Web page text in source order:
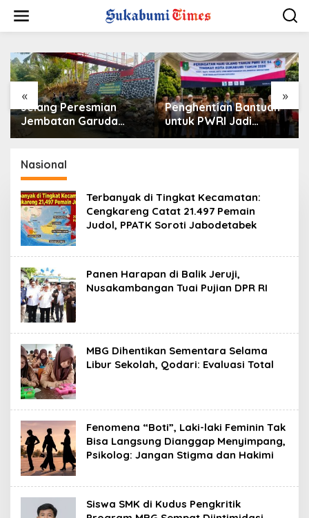
w
« »
Jelang Peresmian
Jembatan Garuda
Aryadifa, TNI Pimpin
Cimandiri
Penghentian Bantuan
untuk PWRI Jadi
Sorotan, Muraz Minta
Nasional
Terbanyak di Tingkat Kecamatan:
Cengkareng Catat 21.497 Pemain
Judol, PPATK Soroti Jabodetabek
Panen Harapan di Balik Jeruji,
Nusakambangan Tuai Pujian DPR RI
MBG Dihentikan Sementara Selama
Libur Sekolah, Qodari: Evaluasi Total
Fenomena “Boti”, Laki-laki Feminin Tak
Bisa Langsung Dianggap Menyimpang,
Psikolog: Jangan Stigma dan Hakimi
Siswa SMK di Kudus Pengkritik